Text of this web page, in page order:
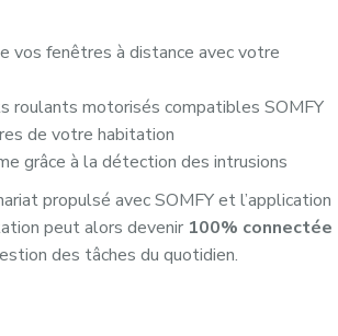
vos fenêtres à distance avec votre
roulants motorisés compatibles SOMFY
de votre habitation
grâce à la détection des intrusions
propulsé avec SOMFY et l’application
peut alors devenir 100% connectée
des tâches du quotidien.